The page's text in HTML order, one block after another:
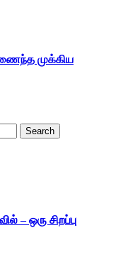
முக்கிய
– ஒரு சிறப்பு